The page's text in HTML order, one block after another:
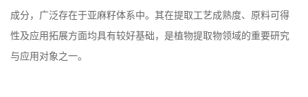
成分，广泛存在于亚麻籽体系中。其在提取工艺成熟度、原料可得
性及应用拓展方面均具有较好基础，是植物提取物领域的重要研究
与应用对象之一。